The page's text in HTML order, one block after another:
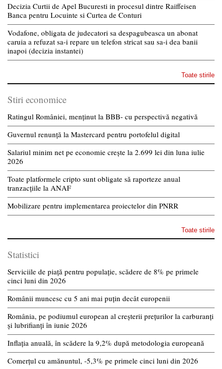
Decizia Curtii de Apel Bucuresti in procesul dintre Raiffeisen
Banca pentru Locuinte si Curtea de Conturi
Vodafone, obligata de judecatori sa despagubeasca un abonat
caruia a refuzat sa-i repare un telefon stricat sau sa-i dea banii
inapoi (decizia instantei)
Toate stirile
Stiri economice
Ratingul României, menținut la BBB- cu perspectivă negativă
Guvernul renunță la Mastercard pentru portofelul digital
Salariul minim net pe economie crește la 2.699 lei din luna iulie
2026
Toate platformele cripto sunt obligate să raporteze anual
tranzacțiile la ANAF
Mobilizare pentru implementarea proiectelor din PNRR
Toate stirile
Statistici
Serviciile de piață pentru populație, scădere de 8% pe primele
cinci luni din 2026
Românii muncesc cu 5 ani mai puțin decât europenii
România, pe podiumul european al creșterii prețurilor la carburanți
și lubrifianți în iunie 2026
Inflația anuală, în scădere la 9,2% după metodologia europeană
Comerțul cu amănuntul, -5,3% pe primele cinci luni din 2026